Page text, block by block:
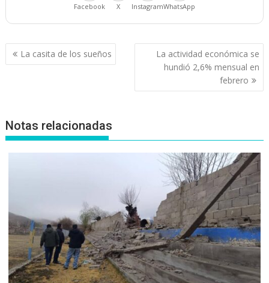
Facebook X InstagramWhatsApp
Navegación
de
La casita de los sueños
La actividad económica se
hundió 2,6% mensual en
febrero
Notas relacionadas